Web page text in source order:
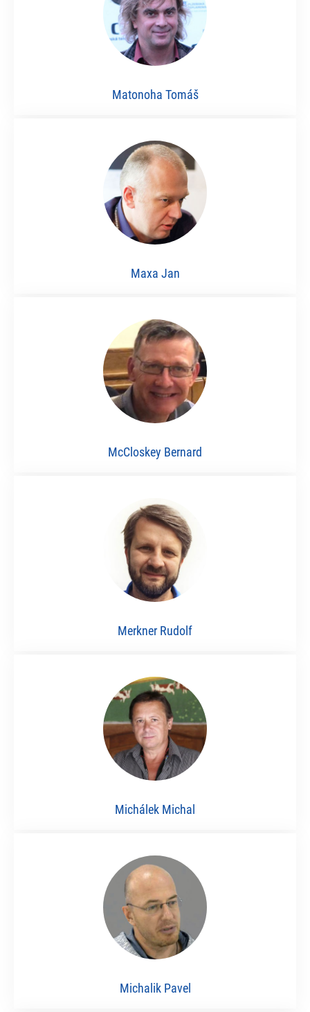
Matonoha Tomáš
Maxa Jan
McCloskey Bernard
Merkner Rudolf
Michálek Michal
Michalik Pavel